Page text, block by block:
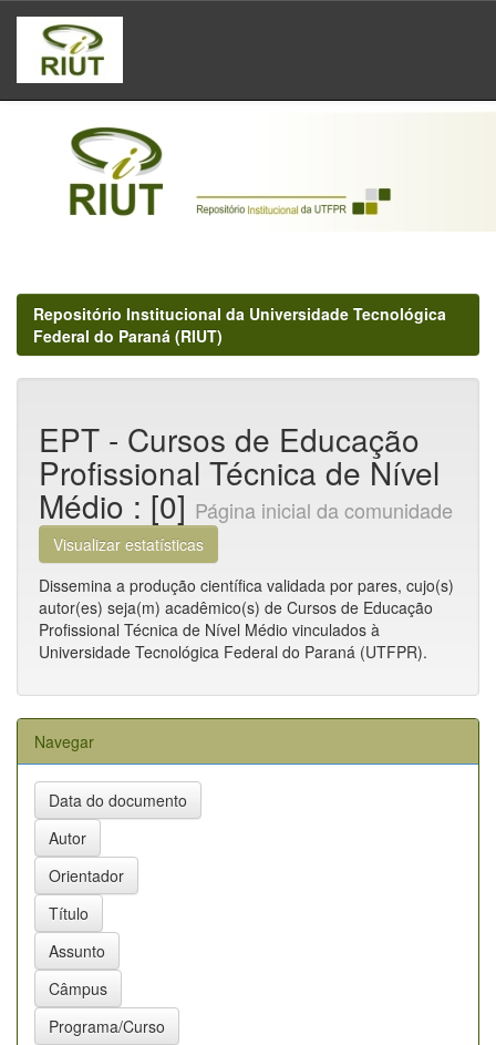
Skip
navigation
Repositório Institucional da Universidade Tecnológica
Federal do Paraná (RIUT)
EPT - Cursos de Educação
Profissional Técnica de Nível
Médio : [0] Página inicial da comunidade
Visualizar estatísticas
Dissemina a produção científica validada por pares, cujo(s)
autor(es) seja(m) acadêmico(s) de Cursos de Educação
Profissional Técnica de Nível Médio vinculados à
Universidade Tecnológica Federal do Paraná (UTFPR).
Navegar